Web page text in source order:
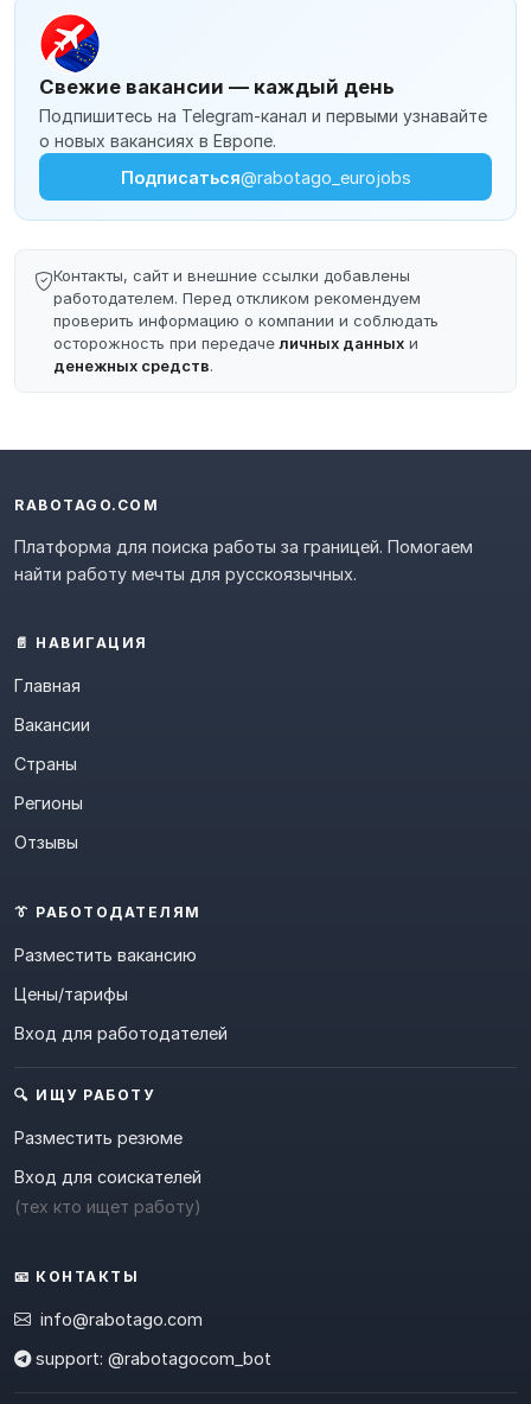
Свежие вакансии — каждый день
Подпишитесь на Telegram-канал и первыми узнавайте
о новых вакансиях в Европе.
Подписаться@rabotago_eurojobs
Контакты, сайт и внешние ссылки добавлены
работодателем. Перед откликом рекомендуем
проверить информацию о компании и соблюдать
осторожность при передачеличных данных и
денежных средств.
RABOTAGO.COM
Платформа для поиска работы за границей. Помогаем
найти работу мечты для русскоязычных.
📄 НАВИГАЦИЯ
Главная
Вакансии
Страны
Регионы
Отзывы
👔 РАБОТОДАТЕЛЯМ
Разместить вакансию
Цены/тарифы
Вход для работодателей
🔍 ИЩУ РАБОТУ
Разместить резюме
Вход для соискателей
(тех кто ищет работу)
📧 КОНТАКТЫ
info@rabotago.com
support: @rabotagocom_bot